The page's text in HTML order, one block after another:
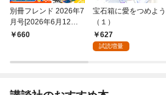
別冊フレンド 2026年7
月号[2026年6月12日
発売]
660
宝石箱に愛をつめよう
（１）
627
試読増量